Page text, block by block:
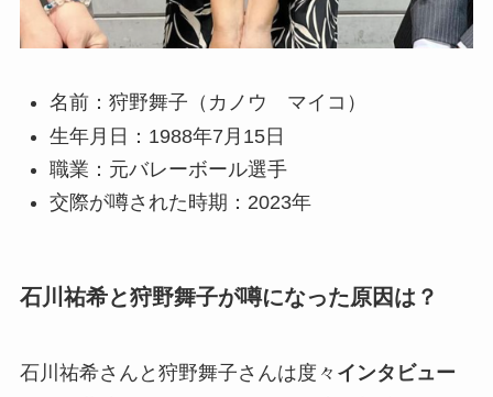
名前：狩野舞子（カノウ マイコ）
生年月日：1988年7月15日
職業：元バレーボール選手
交際が噂された時期：2023年
石川祐希と狩野舞子が噂になった原因は？
石川祐希さんと狩野舞子さんは度々 インタビュー